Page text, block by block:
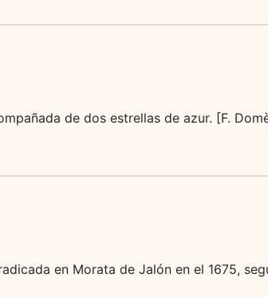
de dos estrellas de azur. [F.
en Morata de Jalón en el 1675,